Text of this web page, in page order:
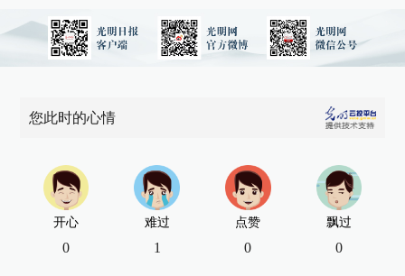
您此时的心情
开心
0
难过
1
点赞
0
飘过
0